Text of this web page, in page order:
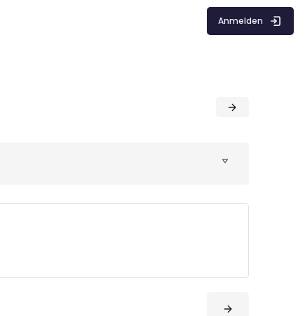
Anmelden